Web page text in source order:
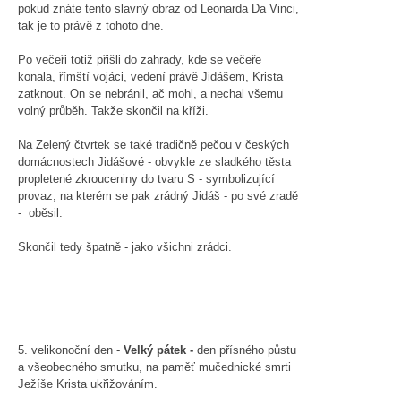
pokud znáte tento slavný obraz od Leonarda Da Vinci,
tak je to právě z tohoto dne.
Po večeři totiž přišli do zahrady, kde se večeře
konala, římští vojáci, vedení právě Jidášem, Krista
zatknout. On se nebránil, ač mohl, a nechal všemu
volný průběh. Takže skončil na kříži.
Na Zelený čtvrtek se také tradičně pečou v českých
domácnostech Jidášové - obvykle ze sladkého těsta
propletené zkrouceniny do tvaru S - symbolizující
provaz, na kterém se pak zrádný Jidáš - po své zradě
- oběsil.
Skončil tedy špatně - jako všichni zrádci.
5. velikonoční den - Velký pátek - den přísného půstu
a všeobecného smutku, na paměť mučednické smrti
Ježíše Krista ukřižováním.